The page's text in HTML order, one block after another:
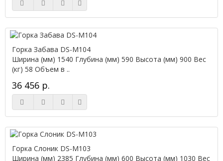
Горка Забава DS-М104
Ширина (мм) 1540 Глубина (мм) 590 Высота (мм) 900 Вес
(кг) 58 Объем в ..
36 456 р.
Горка Слоник DS-М103
Ширина (мм) 2385 Глубина (мм) 600 Высота (мм) 1030 Вес